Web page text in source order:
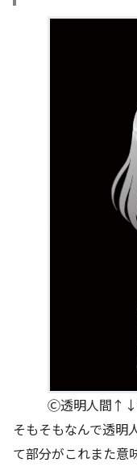
Ⓒ透明人間↑↓
そもそもなんで透明
て部分がこれまた意